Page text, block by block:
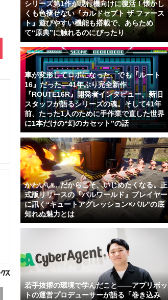
シリーズ第1作が現行機向けに復活！懐かし
くも色褪せない『カルドセプト ザ ファース
ト』遊びやすい機能も搭載で、あらため
て“原典”に触れるのにぴったり
車が変形してロボになった、でも『ルート
16』だった―41年ぶり完全新作
『ROUTE16R』開発者インタビュー。新旧
スタッフが語るシリーズの魂。そして41年
前、たった1人のために手作業で直した世界
に1本だけの“幻のカセット”の話
かわいい…だからこそ、いじめたくなる。正
式版リリースの『パルワールド』プレイヤー
に訊く“キュートアグレッション×パル”の底
知れぬ魅力とは
若手抜擢の環境で学んだこと――アプリボッ
トの運営プロデューサーが語る「巻き込み